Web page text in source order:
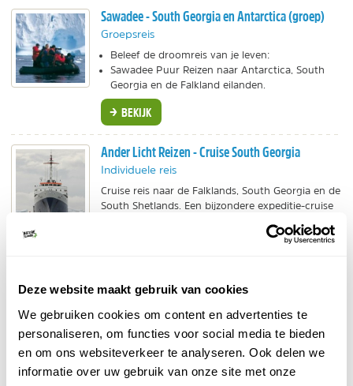
Deze website maakt gebruik van cookies
We gebruiken cookies om content en advertenties te
personaliseren, om functies voor social media te bieden
en om ons websiteverkeer te analyseren. Ook delen we
informatie over uw gebruik van onze site met onze
Sawadee - South Georgia en Antarctica (groep)
Groepsreis
Beleef de droomreis van je leven:
Sawadee Puur Reizen naar Antarctica, South
Georgia en de Falkland eilanden.
BEKIJK
Ander Licht Reizen - Cruise South Georgia
Individuele reis
Cruise reis naar de Falklands, South Georgia en de
South Shetlands. Een bijzondere expeditie-cruise
3. Prion Island
Dit eiland biedt reuzenalbatrossen, helaas bewaakt
door bijtgrage mannelijke pelsrobben. Dankzij een
plankier zijn ze toch goed te benaderen door de